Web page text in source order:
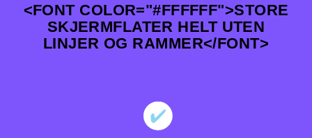
<FONT COLOR="#FFFFFF">STORE
SKJERMFLATER HELT UTEN
LINJER OG RAMMER</FONT>